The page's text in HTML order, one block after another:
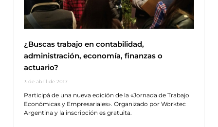
¿Buscas trabajo en contabilidad,
administración, economía, finanzas o
actuario?
3 de abril de 2017
Participá de una nueva edición de la «Jornada de Trabajo
Económicas y Empresariales». Organizado por Worktec
Argentina y la inscripción es gratuita.